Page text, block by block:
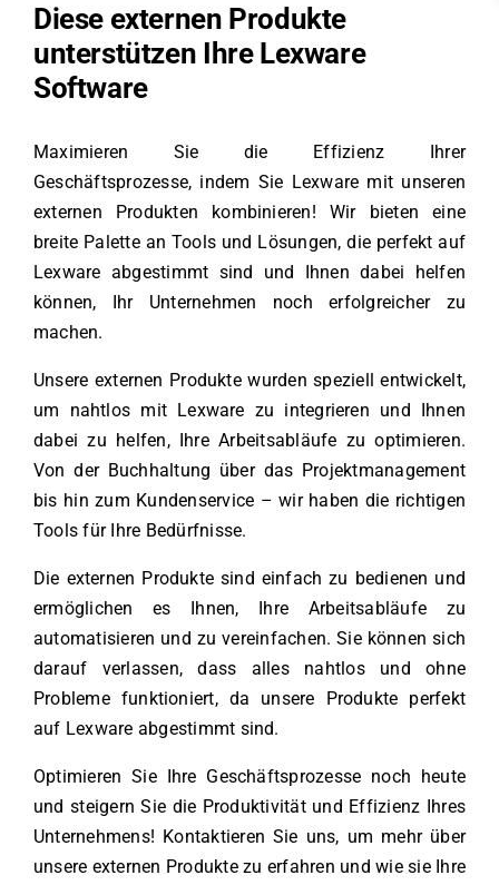
Diese externen Produkte
unterstützen Ihre Lexware
Software
Maximieren Sie die Effizienz Ihrer
Geschäftsprozesse, indem Sie Lexware mit unseren
externen Produkten kombinieren! Wir bieten eine
breite Palette an Tools und Lösungen, die perfekt auf
Lexware abgestimmt sind und Ihnen dabei helfen
können, Ihr Unternehmen noch erfolgreicher zu
machen.
Unsere externen Produkte wurden speziell entwickelt,
um nahtlos mit Lexware zu integrieren und Ihnen
dabei zu helfen, Ihre Arbeitsabläufe zu optimieren.
Von der Buchhaltung über das Projektmanagement
bis hin zum Kundenservice – wir haben die richtigen
Tools für Ihre Bedürfnisse.
Die externen Produkte sind einfach zu bedienen und
ermöglichen es Ihnen, Ihre Arbeitsabläufe zu
automatisieren und zu vereinfachen. Sie können sich
darauf verlassen, dass alles nahtlos und ohne
Probleme funktioniert, da unsere Produkte perfekt
auf Lexware abgestimmt sind.
Optimieren Sie Ihre Geschäftsprozesse noch heute
und steigern Sie die Produktivität und Effizienz Ihres
Unternehmens! Kontaktieren Sie uns, um mehr über
unsere externen Produkte zu erfahren und wie sie Ihre